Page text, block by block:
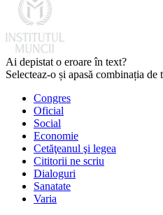
Ai depistat o eroare în text?
Selecteaz-o și apasă combinația
Congres
Oficial
Social
Economie
Cetăţeanul şi legea
Cititorii ne scriu
Dialoguri
Sanatate
Varia